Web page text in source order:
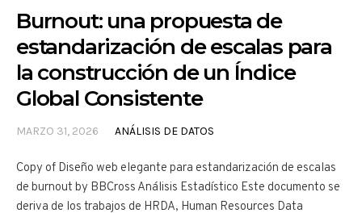
Burnout: una propuesta de
estandarización de escalas para
la construcción de un Índice
Global Consistente
MARZO 31, 2026 ANÁLISIS DE DATOS
Copy of Diseño web elegante para estandarización de escalas
de burnout by BBCross Análisis Estadístico Este documento se
deriva de los trabajos de HRDA, Human Resources Data